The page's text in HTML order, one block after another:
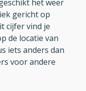
het weer
gericht op
cijfer vind je
de locatie van
iets anders dan
voor andere